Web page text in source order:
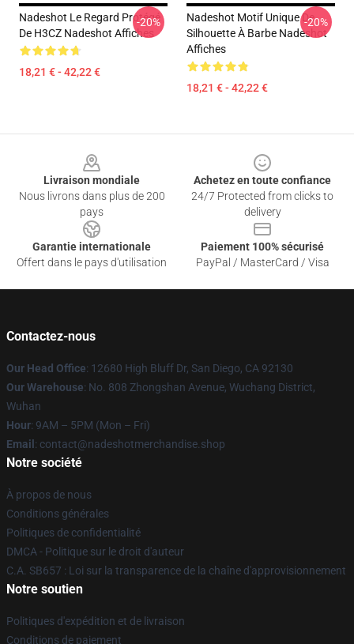
Nadeshot Le Regard Protégé
De H3CZ Nadeshot Affiches
18,21 € - 42,22 €
-20%
Nadeshot Motif Unique De
Silhouette À Barbe Nadeshot
Affiches
18,21 € - 42,22 €
-20%
Livraison mondiale
Nous livrons dans plus de 200
pays
Achetez en toute confiance
24/7 Protected from clicks to
delivery
Garantie internationale
Offert dans le pays d'utilisation
Paiement 100% sécurisé
PayPal / MasterCard / Visa
Contactez-nous
Our Head Office: 12680 High Bluff Dr, San Diego, CA 92130
Our Warehouse: No. 808 Zhongshan Avenue, Wuchang District,
Wuhan
Hour: 9AM – 5PM (Mon – Fri)
Email : contact@nadeshotmerchandise.shop
Notre société
À propos de nous
Conditions générales
Politiques de confidentialité
DMCA - Politique sur le droit d'auteur
C.A. SB657 : Loi sur la transparence de la chaîne d'approvisionnement
Notre soutien
Politiques d'expédition et de livraison
Conditions de paiement